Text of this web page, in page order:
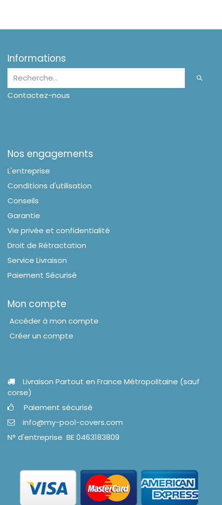
Informations
Contactez-nous
Nos engagements
L'entreprise
Conditions d'utilisation
Conseils
Garantie
Vie privée et confidentialité
Droit de Rétractation
Service Livraison
Paiement Sécurisé
Mon compte
Accéder à mon compte
Créer un compte
Livraison Partout en France Métropolitaine (sauf
corse)
Paiement sécurisé
info@my-pool-covers.com
N° d'entreprise BE 0463183809